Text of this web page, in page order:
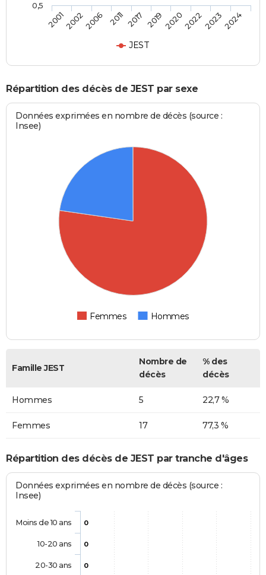
JEST
200120022006 2011 2017 20192020202220232024
0,5
Répartition des décès de JEST par sexe
Données exprimées en nombre de décès (source :
Insee)
Femmes Hommes
Famille JEST
Nombre de
décès
% des
décès
Hommes 5 22,7 %
Femmes 17 77,3 %
Répartition des décès de JEST par tranche d'âges
Données exprimées en nombre de décès (source :
Insee)
0
0
0
Moins de 10 ans
10-20 ans
20-30 ans